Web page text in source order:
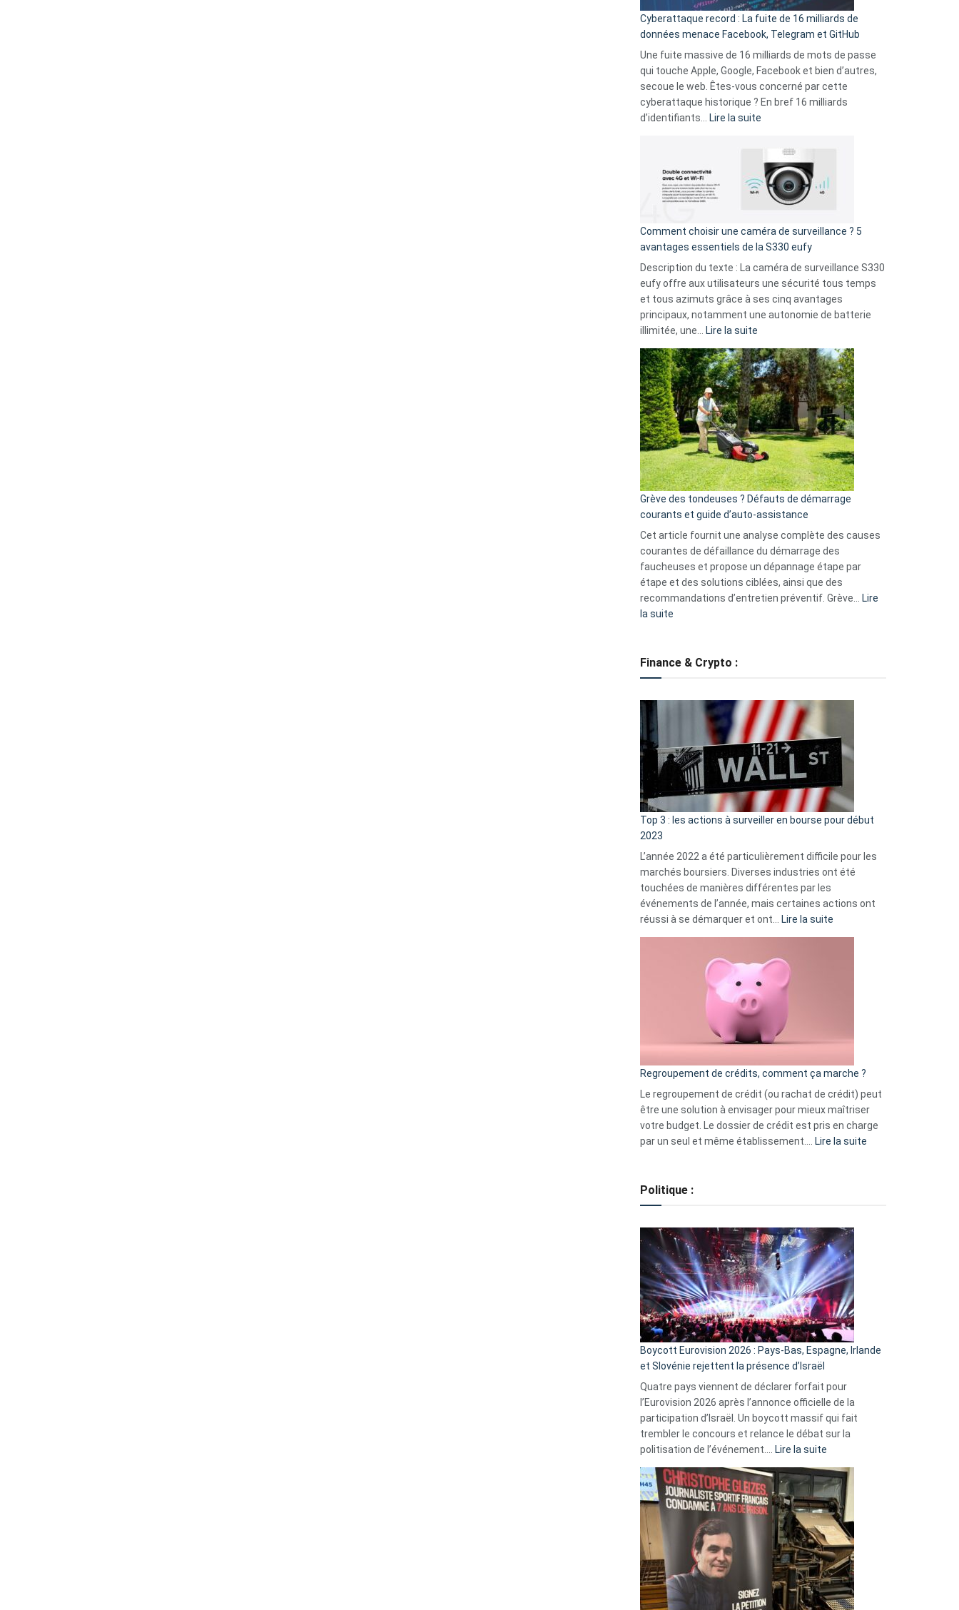
pour
comparer
vos
goûts
musicaux
avec
9
amis
Cyberattaque record : La fuite de 16 milliards de
données menace Facebook, Telegram et GitHub
Une fuite massive de 16 milliards de mots de passe
qui touche Apple, Google, Facebook et bien d’autres,
secoue le web. Êtes-vous concerné par cette
cyberattaque historique ? En bref 16 milliards
d’identifiants…
Lire la suite
record
La
fuite
16
milliards
données
menace
Facebook,
Telegram
GitHub
Comment choisir une caméra de surveillance ? 5
avantages essentiels de la S330 eufy
Description du texte : La caméra de surveillance S330
eufy offre aux utilisateurs une sécurité tous temps
et tous azimuts grâce à ses cinq avantages
principaux, notamment une autonomie de batterie
illimitée, une…
Lire la suite
choisir
une
caméra
de
surveillance
?
5
avantages
essentiels
de
la
S330
eufy
Grève des tondeuses ? Défauts de démarrage
courants et guide d’auto-assistance
Cet article fournit une analyse complète des causes
courantes de défaillance du démarrage des
faucheuses et propose un dépannage étape par
étape et des solutions ciblées, ainsi que des
recommandations d’entretien préventif. Grève…
Lire
la suite
tondeuses
démarrage
courants
et
guide
d’auto-
assistance
Finance & Crypto :
Top 3 : les actions à surveiller en bourse pour début
2023
L’année 2022 a été particulièrement difficile pour les
marchés boursiers. Diverses industries ont été
touchées de manières différentes par les
événements de l’année, mais certaines actions ont
réussi à se démarquer et ont…
Lire la suite
en
pour
début
2023
Regroupement de crédits, comment ça marche ?
Le regroupement de crédit (ou rachat de crédit) peut
être une solution à envisager pour mieux maîtriser
votre budget. Le dossier de crédit est pris en charge
par un seul et même établissement.…
Lire la suite
Politique :
Boycott Eurovision 2026 : Pays-Bas, Espagne, Irlande
et Slovénie rejettent la présence d’Israël
Quatre pays viennent de déclarer forfait pour
l’Eurovision 2026 après l’annonce officielle de la
participation d’Israël. Un boycott massif qui fait
trembler le concours et relance le débat sur la
politisation de l’événement.…
Lire la suite
Eurovision
2026
:
Pays-
Bas,
Espagne,
Irlande
et
Slovénie